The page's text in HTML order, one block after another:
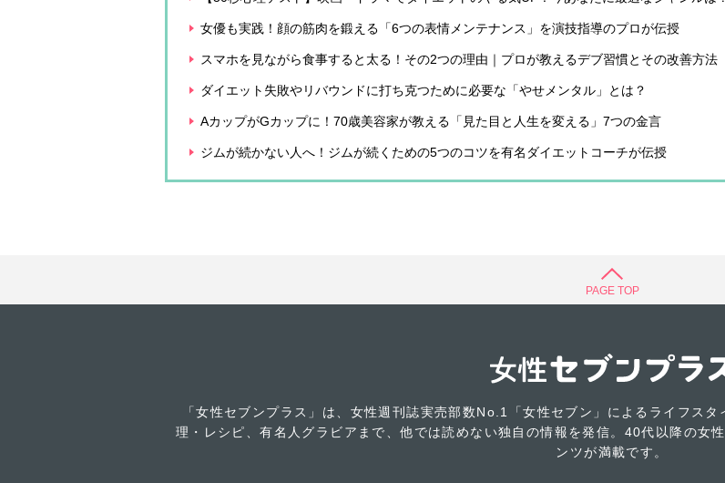
女優も実践！顔の筋肉を鍛える「6つの表情メンテナンス」を演技指導のプロが伝授
スマホを見ながら食事すると太る！その2つの理由｜プロが教えるデブ習慣とその改善方法
ダイエット失敗やリバウンドに打ち克つために必要な「やせメンタル」とは？
AカップがGカップに！70歳美容家が教える「見た目と人生を変える」7つの金言
ジムが続かない人へ！ジムが続くための5つのコツを有名ダイエットコーチが伝授
PAGE TOP
「女性セブンプラス」は、女性週刊誌実売部数No.1「女性セブン」によるライフス
理・レシピ、有名人グラビアまで、他では読めない独自の情報を発信。40代以降の女
ンツが満載です。